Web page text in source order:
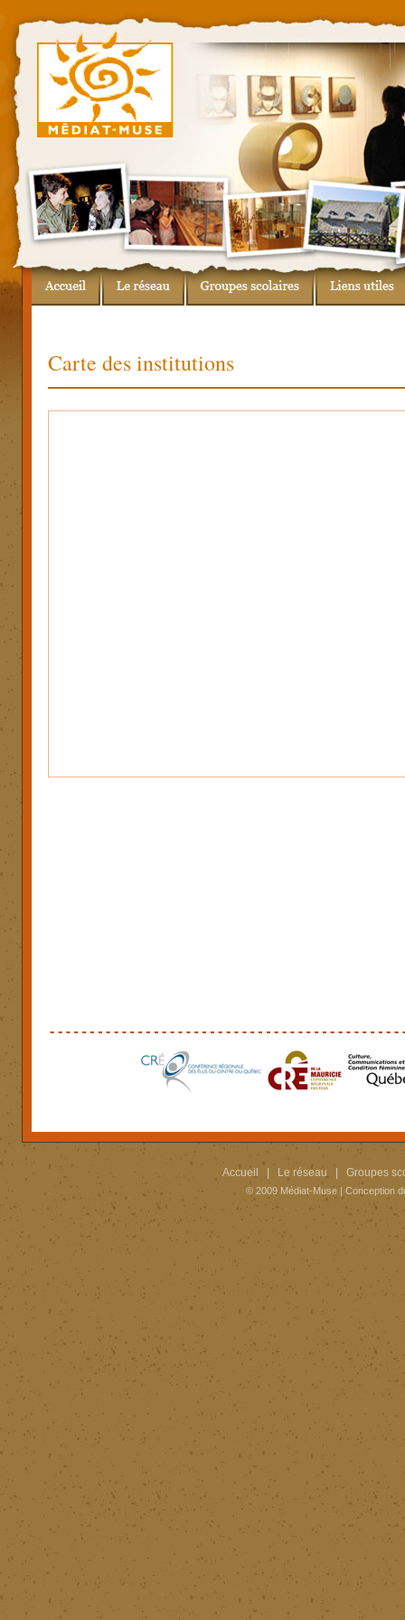
Carte des institutions
Accueil Le réseau Groupes
© 2009 Médiat-Muse | Conception